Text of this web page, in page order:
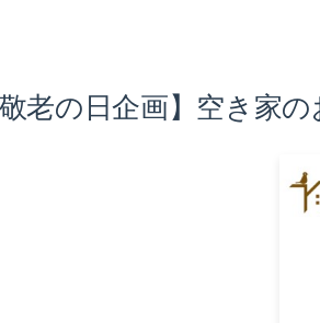
老の日企画】空き家の